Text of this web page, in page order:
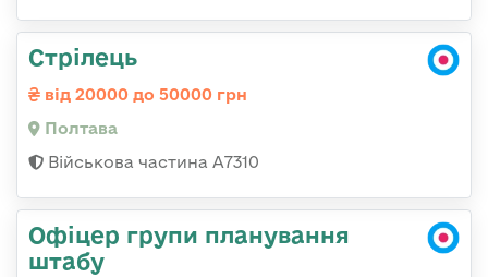
Стрілець
від 20000 до 50000 грн
Полтава
Військова частина A7310
Офіцер групи планування
штабу